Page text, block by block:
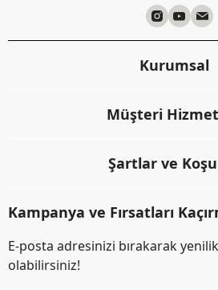
Kurumsal
Müşteri
Şartlar ve
Kampanya ve Fırsatları
E-posta adresinizi bırakarak
olabilirsiniz!